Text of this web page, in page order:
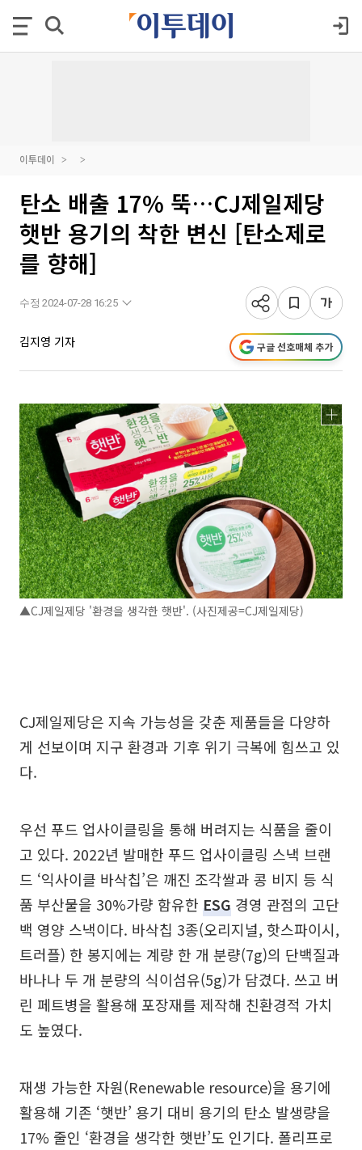
이투데이
탄소 배출 17% 뚝…CJ제일제당
햇반 용기의 착한 변신 [탄소제로
를 향해]
수정 2024-07-28 16:25
김지영 기자 구글 선호매체 추가
▲CJ제일제당 '환경을 생각한 햇반'. (사진제공=CJ제일제당)
CJ제일제당은 지속 가능성을 갖춘 제품들을 다양하
게 선보이며 지구 환경과 기후 위기 극복에 힘쓰고 있
다.
우선 푸드 업사이클링을 통해 버려지는 식품을 줄이
고 있다. 2022년 발매한 푸드 업사이클링 스낵 브랜
드 ‘익사이클 바삭칩’은 깨진 조각쌀과 콩 비지 등 식
품 부산물을 30%가량 함유한 ESG 경영 관점의 고단
백 영양 스낵이다. 바삭칩 3종(오리지널, 핫스파이시,
트러플) 한 봉지에는 계량 한 개 분량(7g)의 단백질과
바나나 두 개 분량의 식이섬유(5g)가 담겼다. 쓰고 버
린 페트병을 활용해 포장재를 제작해 친환경적 가치
도 높였다.
재생 가능한 자원(Renewable resource)을 용기에
활용해 기존 ‘햇반’ 용기 대비 용기의 탄소 발생량을
17% 줄인 ‘환경을 생각한 햇반’도 인기다. 폴리프로